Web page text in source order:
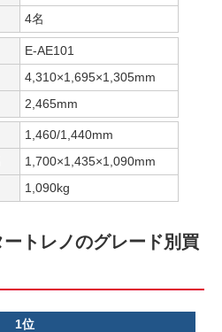
4名
E-AE101
4,310×1,695×1,305mm
2,465mm
1,460/1,440mm
1,700×1,435×1,090mm
1,090kg
ートレノのグレード別買
1位